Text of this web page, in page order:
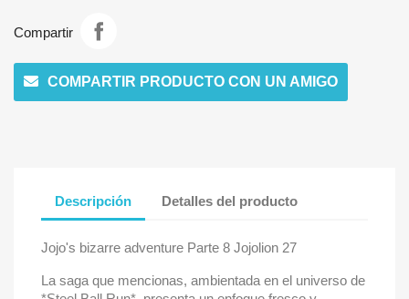
Compartir
COMPARTIR PRODUCTO CON UN AMIGO
Descripción Detalles del producto
Jojo's bizarre adventure Parte 8 Jojolion 27
La saga que mencionas, ambientada en el universo de